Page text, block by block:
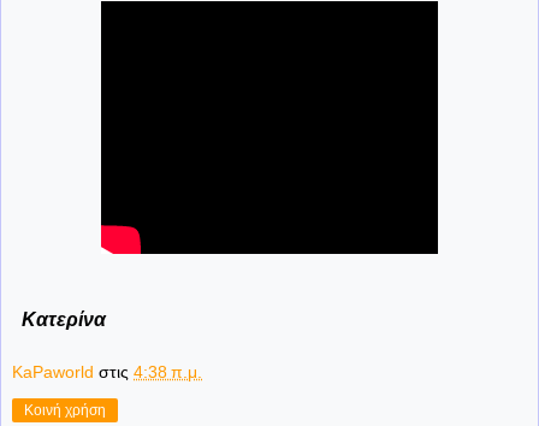
Κατερίνα
KaPaworld στις 4:38 π.μ.
Κοινή χρήση